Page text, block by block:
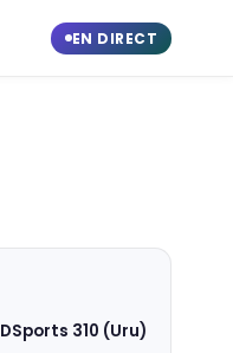
EN DIRECT
DSports 310 (Uru)